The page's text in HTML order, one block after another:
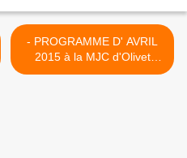
- PROGRAMME D' AVRIL
2015 à la MJC d'Olivet
(Loiret) >